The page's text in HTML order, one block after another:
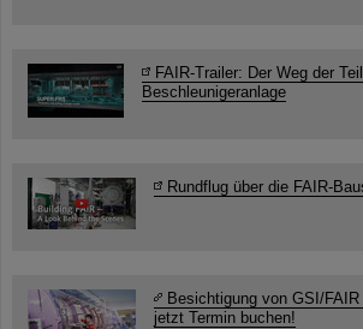
FAIR-Trailer: Der Weg der
Beschleunigeranlage
Rundflug über die FAIR-
Besichtigung von GSI/FAIR
jetzt Termin buchen!